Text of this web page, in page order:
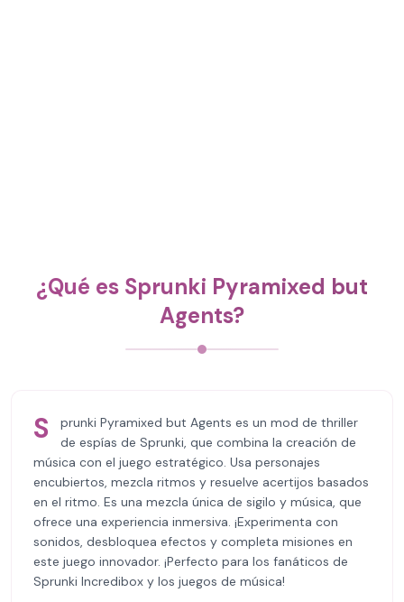
¿Qué es Sprunki Pyramixed but
Agents?
S
prunki Pyramixed but Agents es un mod de thriller
de espías de Sprunki, que combina la creación de
música con el juego estratégico. Usa personajes
encubiertos, mezcla ritmos y resuelve acertijos basados
en el ritmo. Es una mezcla única de sigilo y música, que
ofrece una experiencia inmersiva. ¡Experimenta con
sonidos, desbloquea efectos y completa misiones en
este juego innovador. ¡Perfecto para los fanáticos de
Sprunki Incredibox y los juegos de música!